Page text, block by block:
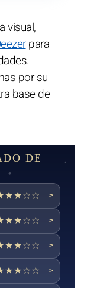
visual,
para
por su
base de
DE
>
>
>
>